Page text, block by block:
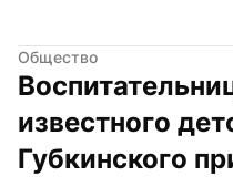
Общество
известного
Губкинского